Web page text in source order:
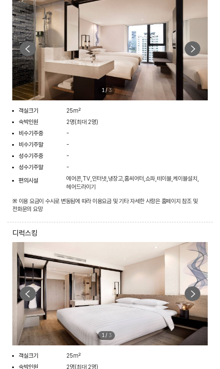
1/ 3
객실크기
25m²
숙박인원
2명(최대 2명)
비수기주중
-
비수기주말
-
성수기주중
-
성수기주말
-
편의시설
에어콘,TV,인터넷,냉장고,홈씨어터,쇼파,테이블,케이블설치,
헤어드라이기
※ 이용 요금이 수시로 변동됨에 따라 이용요금 및 기타 자세한 사항은 홈페이지 참조 및
전화문의 요망
디럭스킹
1/ 3
객실크기
25m²
숙박인원
2명(최대 2명)